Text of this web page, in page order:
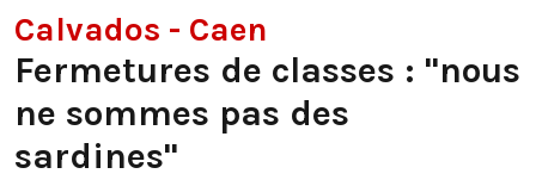
Calvados - Caen
Fermetures de classes : "nous
ne sommes pas des
sardines"